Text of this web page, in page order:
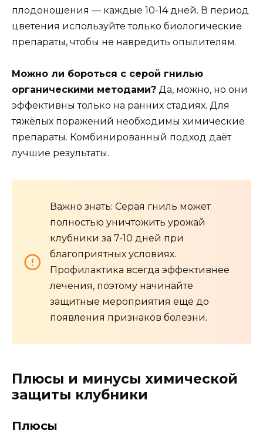
плодоношения — каждые 10-14 дней. В период
цветения используйте только биологические
препараты, чтобы не навредить опылителям.
Можно ли бороться с серой гнилью
органическими методами? Да, можно, но они
эффективны только на ранних стадиях. Для
тяжёлых поражений необходимы химические
препараты. Комбинированный подход даёт
лучшие результаты.
Важно знать: Серая гниль может
полностью уничтожить урожай
клубники за 7-10 дней при
благоприятных условиях.
Профилактика всегда эффективнее
лечения, поэтому начинайте
защитные мероприятия ещё до
появления признаков болезни.
Плюсы и минусы химической
защиты клубники
Плюсы